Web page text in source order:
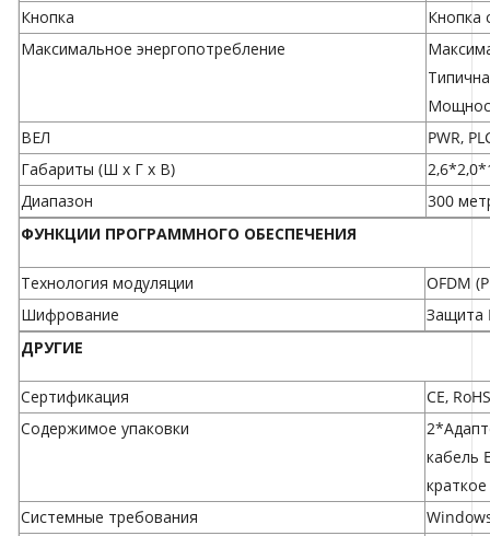
Кнопка
Кнопка
Максимальное энергопотребление
ВЕЛ
PWR,
Габариты (Ш x Г x В)
Диапазон
300
ФУНКЦИИ ПРОГРАММНОГО ОБЕСПЕЧЕНИЯ
Технология модуляции
OFDM
Шифрование
Защита
ДРУГИЕ
Сертификация
CE, RoHS
Содержимое упаковки
кабель
Системные требования